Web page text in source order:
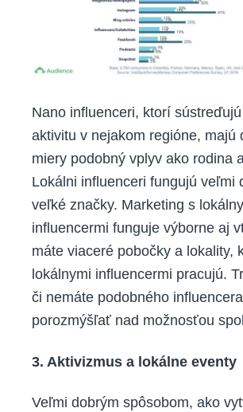
Nano influenceri, ktorí
aktivitu v nejakom regióne, majú
miery podobný vplyv ako rodina
Lokálni influenceri fungujú veľmi
veľké značky. Marketing s
influencermi funguje výborne aj
máte viaceré pobočky a lokality,
lokálnymi influencermi pracujú.
či nemáte podobného
porozmýšľať nad možnosťou
3. Aktivizmus a lokálne eventy
Veľmi dobrým spôsobom, ako